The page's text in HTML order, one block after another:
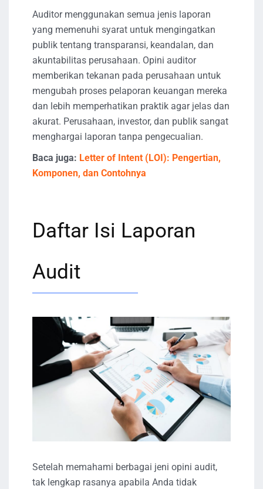
Auditor menggunakan semua jenis laporan
yang memenuhi syarat untuk mengingatkan
publik tentang transparansi, keandalan, dan
akuntabilitas perusahaan. Opini auditor
memberikan tekanan pada perusahaan untuk
mengubah proses pelaporan keuangan mereka
dan lebih memperhatikan praktik agar jelas dan
akurat. Perusahaan, investor, dan publik sangat
menghargai laporan tanpa pengecualian.
Baca juga: Letter of Intent (LOI): Pengertian,
Komponen, dan Contohnya
Daftar Isi Laporan
Audit
Setelah memahami berbagai jeni opini audit,
tak lengkap rasanya apabila Anda tidak